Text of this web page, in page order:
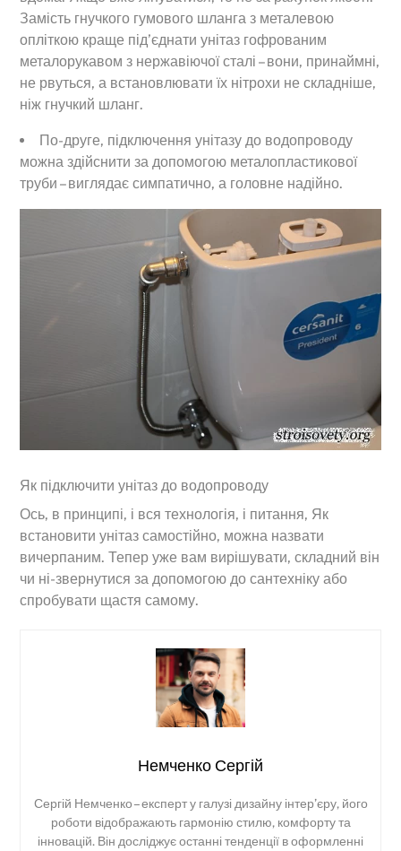
Замість гнучкого гумового шланга з металевою
опліткою краще під’єднати унітаз гофрованим
металорукавом з нержавіючої сталі – вони, принаймні,
не рвуться, а встановлювати їх нітрохи не складніше,
ніж гнучкий шланг.
По-друге, підключення унітазу до водопроводу
можна здійснити за допомогою металопластикової
труби – виглядає симпатично, а головне надійно.
Як підключити унітаз до водопроводу
Ось, в принципі, і вся технологія, і питання, Як
встановити унітаз самостійно, можна назвати
вичерпаним. Тепер уже вам вирішувати, складний він
чи ні-звернутися за допомогою до сантехніку або
спробувати щастя самому.
Немченко Сергій
Сергій Немченко – експерт у галузі дизайну інтер’єру, його
роботи відображають гармонію стилю, комфорту та
інновацій. Він досліджує останні тенденції в оформленні